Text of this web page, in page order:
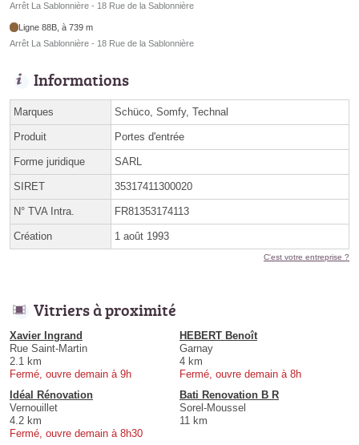
Arrêt La Sablonnière - 18 Rue de la Sablonnière
Ligne 88B, à 739 m
Arrêt La Sablonnière - 18 Rue de la Sablonnière
Informations
Marques Schüco, Somfy, Technal
Produit Portes d'entrée
Forme juridique SARL
SIRET 35317411300020
N° TVA Intra. FR81353174113
Création 1 août 1993
C'est votre entreprise ?
Vitriers à proximité
Xavier Ingrand
Rue Saint-Martin
2.1 km
Fermé, ouvre demain à 9h
HEBERT Benoît
Garnay
4 km
Fermé, ouvre demain à 8h
Idéal Rénovation
Vernouillet
4.2 km
Fermé, ouvre demain à 8h30
Bati Renovation B R
Sorel-Moussel
11 km